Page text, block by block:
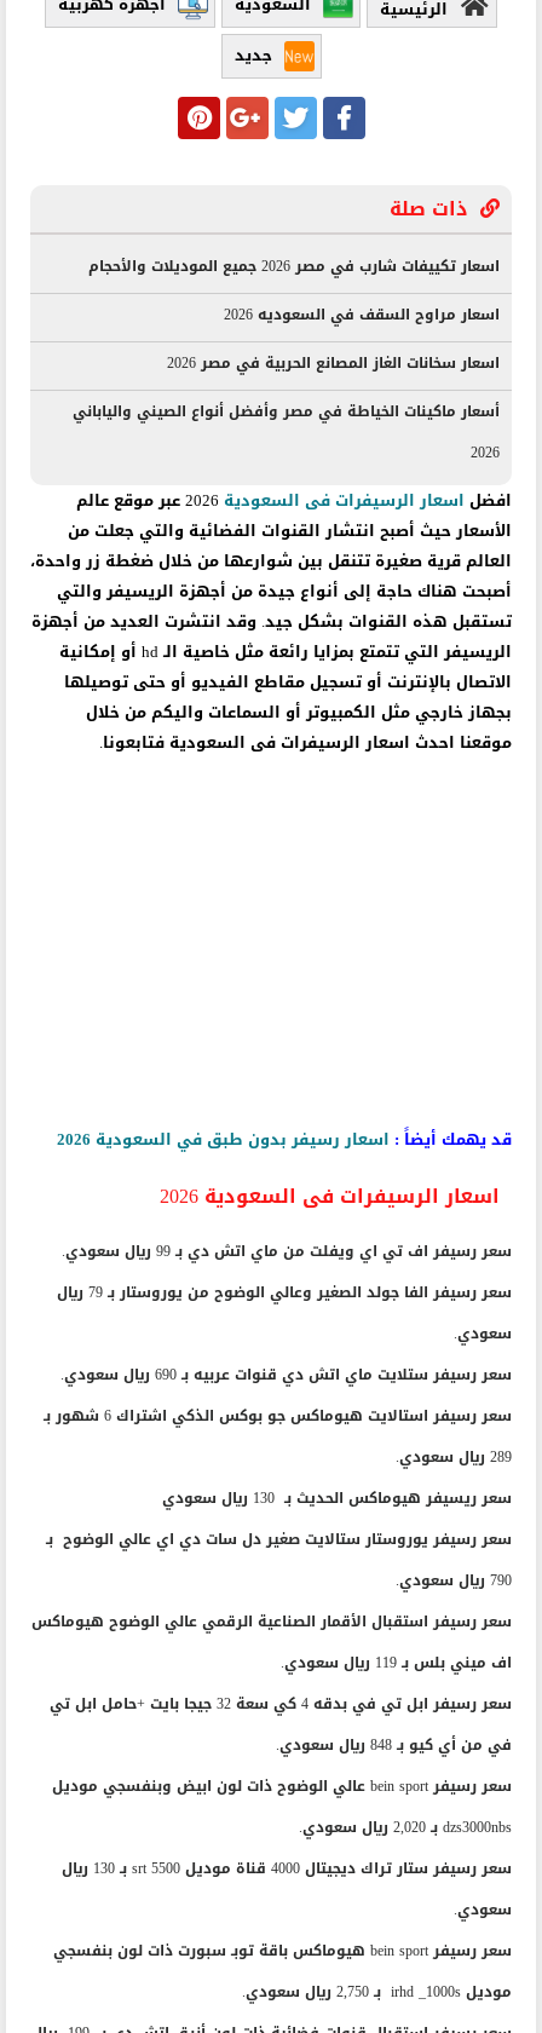
الرئيسية السعودية
أجهزة كهربية
جديد
ذات صلة
اسعار تكييفات شارب في مصر 2026 جميع الموديلات والأحجام
اسعار مراوح السقف في السعوديه 2026
اسعار سخانات الغاز المصانع الحربية في مصر 2026
أسعار ماكينات الخياطة في مصر وأفضل أنواع الصيني والياباني
افضلاسعار الرسيفرات فى السعودية
2026 عبر موقع عالم
الأسعار حيث أصبح انتشار القنوات الفضائية والتي جعلت من
العالم قرية صغيرة تتنقل بين شوارعها من خلال ضغطة زر واحدة،
أصبحت هناك حاجة إلى أنواع جيدة من أجهزة الريسيفر والتي
تستقبل هذه القنوات بشكل جيد. وقد انتشرت العديد من أجهزة
الريسيفر التي تتمتع بمزايا رائعة مثل خاصية الـ hd أو إمكانية
الاتصال بالإنترنت أو تسجيل مقاطع الفيديو أو حتى توصيلها
بجهاز خارجي مثل الكمبيوتر أو السماعات واليكم من خلال
موقعنا احدث اسعار الرسيفرات فى السعودية فتابعونا.
قد يهمك أيضاً : اسعار رسيفر بدون طبق في السعودية 2026
اسعار الرسيفرات فى السعودية 2026
سعر رسيفر اف تي اي ويفلت من ماي اتش دي بـ 99 ريال سعودي.
سعر رسيفر الفا جولد الصغير وعالي الوضوح من يوروستار بـ 79 ريال
سعودي.
سعر رسيفر ستلايت ماي اتش دي قنوات عربيه بـ 690 ريال سعودي.
سعر رسيفر استالايت هيوماكس جو بوكس الذكي اشتراك 6 شهور بـ
سعر ريسيفر هيوماكس الحديث بـ 130 ريال سعودي
سعر رسيفر يوروستار ستالايت صغير دل سات دي اي عالي الوضوح بـ
سعر رسيفر استقبال الأقمار الصناعية الرقمي عالي الوضوح هيوماكس
اف ميني بلس بـ 119 ريال سعودي.
سعر رسيفر ابل تي في بدقه 4 كي سعة 32 جيجا بايت +حامل ابل تي
في من أي كيو بـ 848 ريال سعودي.
سعر رسيفر bein sport عالي الوضوح ذات لون ابيض وبنفسجي موديل
سعر رسيفر ستار تراك ديجيتال 4000 قناة موديل srt 5500 بـ 130 ريال
سعودي.
سعر رسيفر bein sport هيوماكس باقة توبـ سبورت ذات لون بنفسجي
موديل irhd _1000s بـ 2,750 ريال سعودي.